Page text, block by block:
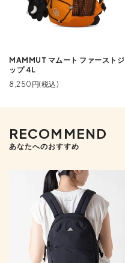
MAMMUT マムート ファーストジ
ップ 4L
8,250円(税込)
RECOMMEND
あなたへのおすすめ